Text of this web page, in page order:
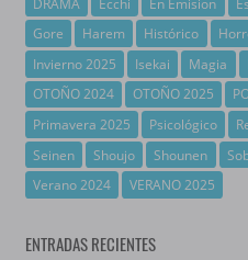
Gore
Harem Histórico
Invierno 2025
Isekai Magia
OTOÑO 2024
OTOÑO 2025
Primavera 2025
Psicológico
Seinen
Shoujo Shounen
Verano 2024
VERANO 2025
ENTRADAS RECIENTES